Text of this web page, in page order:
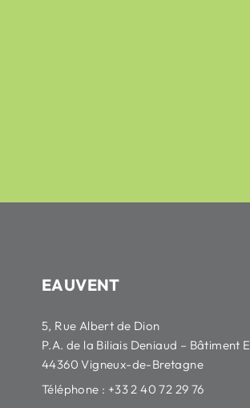
EAUVENT
5, Rue Albert de Dion
P.A. de la Biliais Deniaud – Bâtiment E
44360 Vigneux-de-Bretagne
Téléphone : +33 2 40 72 29 76